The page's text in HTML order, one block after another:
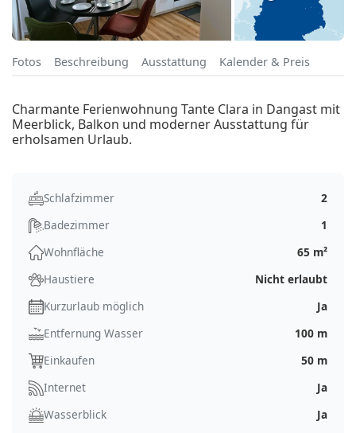
Fotos Beschreibung Ausstattung Kalender & Preis
Charmante Ferienwohnung Tante Clara in Dangast mit
Meerblick, Balkon und moderner Ausstattung für
erholsamen Urlaub.
Schlafzimmer
2
Badezimmer
1
Wohnfläche
65 m²
Haustiere
Nicht erlaubt
Kurzurlaub möglich
Ja
Entfernung Wasser
100 m
Einkaufen
50 m
Internet
Ja
Wasserblick
Ja